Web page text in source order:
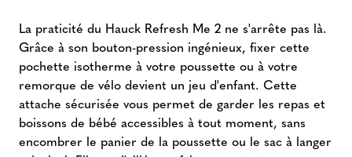
La praticité du Hauck Refresh Me 2 ne s'arrête pas là.
Grâce à son bouton-pression ingénieux, fixer cette
pochette isotherme à votre poussette ou à votre
remorque de vélo devient un jeu d'enfant. Cette
attache sécurisée vous permet de garder les repas et
boissons de bébé accessibles à tout moment, sans
encombrer le panier de la poussette ou le sac à langer